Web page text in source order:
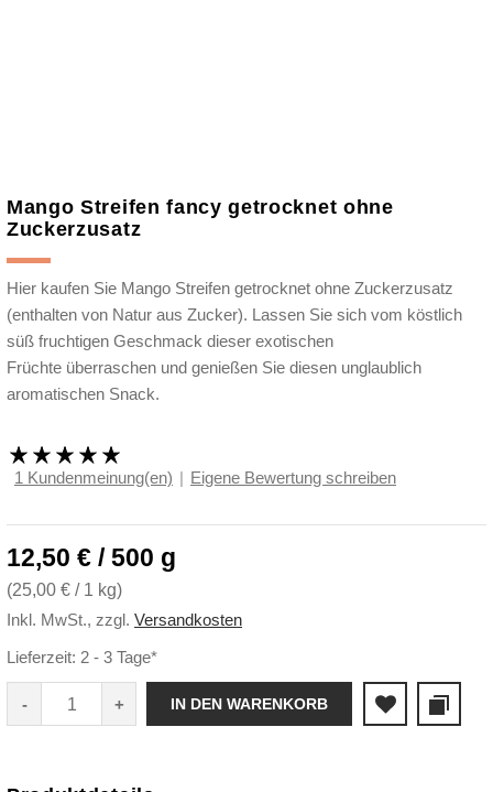
Mango Streifen fancy getrocknet ohne
Zuckerzusatz
Hier kaufen Sie Mango Streifen getrocknet ohne Zuckerzusatz
(enthalten von Natur aus Zucker). Lassen Sie sich vom köstlich
süß fruchtigen Geschmack dieser exotischen
Früchte überraschen und genießen Sie diesen unglaublich
aromatischen Snack.
1 Kundenmeinung(en) | Eigene Bewertung schreiben
12,50 € / 500 g
(25,00 € / 1 kg)
Inkl. MwSt., zzgl. Versandkosten
Lieferzeit: 2 - 3 Tage*
IN DEN WARENKORB